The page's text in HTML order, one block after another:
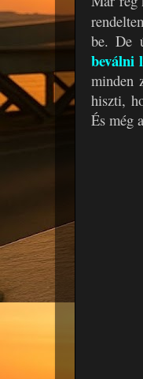
be. De
beválni
minden
hiszti,
És még